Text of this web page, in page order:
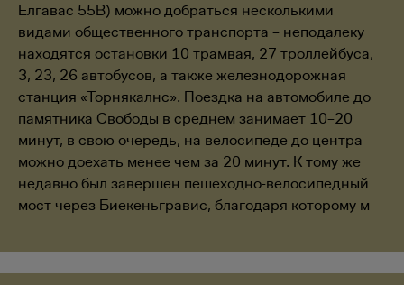
Елгавас 55B) можно добраться несколькими
видами общественного транспорта – неподалеку
находятся остановки 10 трамвая, 27 троллейбуса,
3, 23, 26 автобусов, а также железнодорожная
станция «Торнякалнс». Поездка на автомобиле до
памятника Свободы в среднем занимает 10–20
минут, в свою очередь, на велосипеде до центра
можно доехать менее чем за 20 минут. К тому же
недавно был завершен пешеходно-велосипедный
мост через Биекеньгравис, благодаря которому м